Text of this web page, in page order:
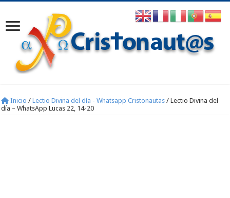
Inicio / Lectio Divina del día - Whatsapp Cristonautas / Lectio Divina del
día – WhatsApp Lucas 22, 14-20